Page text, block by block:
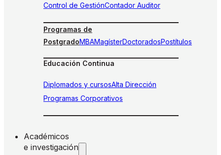
Control de GestiónContador Auditor
Programas de
PostgradoMBAMagísterDoctoradosPostítulos
Educación Continua
Diplomados y cursosAlta Dirección
Programas Corporativos
Académicos
e investigación